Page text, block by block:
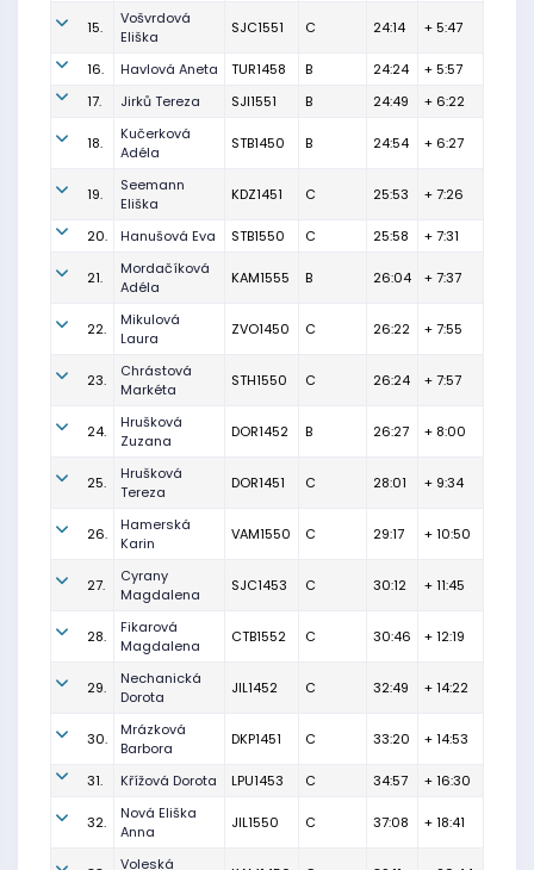
15.
Vošvrdová
Eliška
SJC1551 C 24:14 + 5:47
16. Havlová Aneta TUR1458 B 24:24
+ 5:57
17.
Jirků Tereza SJI1551 B 24:49 + 6:22
18.
Kučerková
Adéla
STB1450 B 24:54 + 6:27
19.
Seemann
Eliška
KDZ1451 C 25:53 + 7:26
20. Hanušová Eva STB1550 C 25:58 + 7:31
21.
Mordačíková
Adéla
KAM1555 B 26:04 + 7:37
22.
Mikulová
Laura
ZVO1450 C 26:22 + 7:55
23.
Chrástová
Markéta
STH1550 C 26:24 + 7:57
24.
Hrušková
Zuzana
DOR1452 B 26:27 + 8:00
25.
Hrušková
Tereza
DOR1451 C 28:01 + 9:34
26.
Hamerská
Karin
VAM1550 C 29:17 + 10:50
27.
Cyrany
Magdalena
SJC1453 C 30:12 + 11:45
28.
Fikarová
Magdalena
CTB1552 C 30:46 + 12:19
29.
Nechanická
Dorota
JIL1452 C 32:49 + 14:22
30.
Mrázková
Barbora
DKP1451 C 33:20 + 14:53
31. Křížová Dorota LPU1453 C 34:57 + 16:30
32.
Nová Eliška
Anna
JIL1550 C 37:08 + 18:41
Voleská